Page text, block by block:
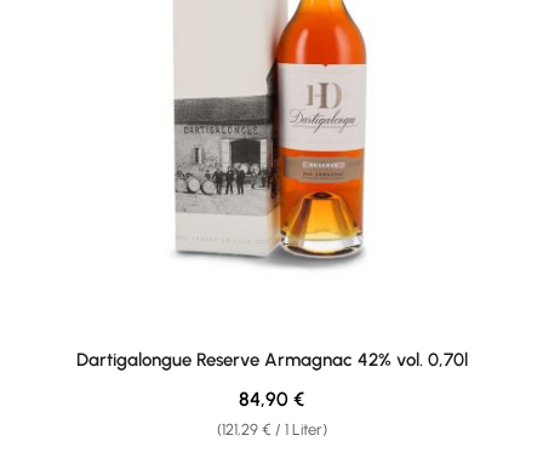
Dartigalongue Reserve Armagnac 42% vol. 0,70l
(121,29 € / 1 Liter)
Regulärer Preis:
84,90 €